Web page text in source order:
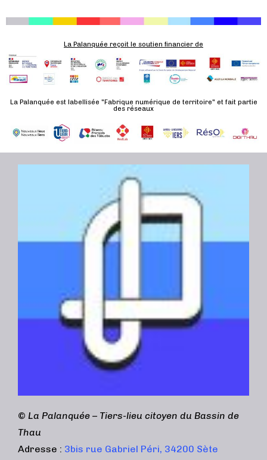
n
m
e
n
La Palanquée reçoit le soutien financier de
La Palanquée est labellisée "Fabrique numérique de territoire" et fait partie
des réseaux
© La Palanquée – Tiers-lieu citoyen du Bassin de
Thau
Adresse : 3bis rue Gabriel Péri, 34200 Sète